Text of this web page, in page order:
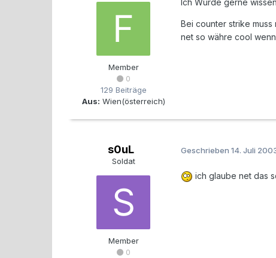
Member
0
129 Beiträge
Aus: Wien(österreich)
Ich Würde gerne
Bei counter strike
net so währe cool
s0uL
Soldat
Member
0
Geschrieben 14. Juli
ich glaube net das